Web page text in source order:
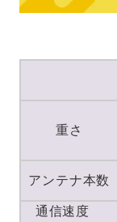
重さ
アンテナ本数
通信速度